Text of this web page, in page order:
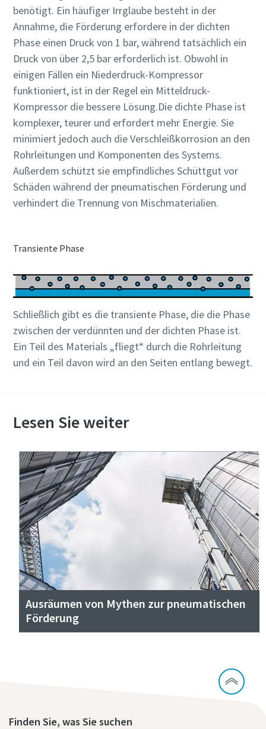
Erfahren Sie mehr
benötigt. Ein häufiger Irrglaube besteht in der
Annahme, die Förderung erfordere in der dichten
Phase einen Druck von 1 bar, während tatsächlich ein
Druck von über 2,5 bar erforderlich ist. Obwohl in
einigen Fällen ein Niederdruck-Kompressor
funktioniert, ist in der Regel ein Mitteldruck-
Kompressor die bessere Lösung.Die dichte Phase ist
komplexer, teurer und erfordert mehr Energie. Sie
minimiert jedoch auch die Verschleißkorrosion an den
Rohrleitungen und Komponenten des Systems.
Außerdem schützt sie empfindliches Schüttgut vor
Schäden während der pneumatischen Förderung und
verhindert die Trennung von Mischmaterialien.
Transiente Phase
Schließlich gibt es die transiente Phase, die die Phase
zwischen der verdünnten und der dichten Phase ist.
Ein Teil des Materials „fliegt“ durch die Rohrleitung
und ein Teil davon wird an den Seiten entlang bewegt.
Lesen Sie weiter
Ausräumen von Mythen zur pneumatischen
Förderung
Finden Sie, was Sie suchen